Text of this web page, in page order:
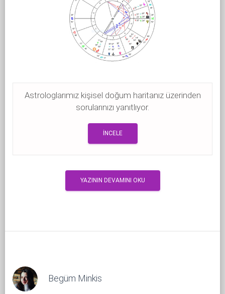
Astrologlarımız kişisel doğum haritanız üzerinden
sorularınızı yanıtlıyor.
İNCELE
YAZININ DEVAMINI OKU
Begüm Minkis